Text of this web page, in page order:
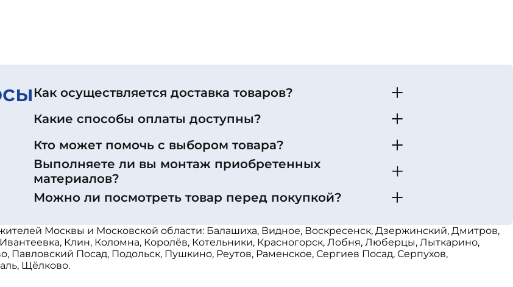
Как осуществляется доставка товаров?
Какие способы оплаты доступны?
Кто может помочь с выбором товара?
Выполняете ли вы монтаж приобретенных
материалов?
Можно ли посмотреть товар перед покупкой?
Москвы и Московской области: Балашиха, Видное, Воскресенск, Дзержинский, Дмитров,
Клин, Коломна, Королёв, Котельники, Красногорск, Лобня, Люберцы, Лыткарино,
Посад, Подольск, Пушкино, Реутов, Раменское, Сергиев Посад, Серпухов,
Щёлково.